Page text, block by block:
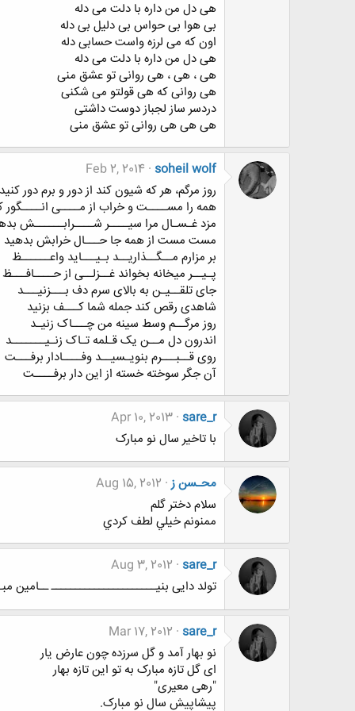
هی دل من داره با دلت می دله
بی هوا بی حواس بی دلیل بی دله
اون که می لرزه واست حسابی دله
هی دل من داره با دلت می دله
هی ، هی ، هی روانی تو عشق منی
هی روانی که هی قولتو می شکنی
دردسر ساز لجباز دوست داشتی
هی هی هی روانی تو عشق منی
soheil wolf
Feb 2, 2014
روز مرگم، هر که شیون کند از دور و برم دور کنید
همه را مســــت و خراب از مــــی انــــگور
مزد غـسـال مرا سیــــر شــــرابــــــش
مست مست از همه جا حـــال خرابش بدهید
بر مزارم مــگــذاریــد بـیـــاید واعــــــظ
پـیــر میخانه بخواند غــزلــی از حــــافـــظ
جای تلقــیـن به بالای سرم دف بـــزنیـــد
شاهدی رقص کند جمله شما کـــف بزنید
روز مرگــم وسط سینه من چـــاک زنیـد
اندرون دل مــن یک قـلمه تـاک زنـیـــــــد
روی قــبـــرم بنویـسیــد وفــــادار برفـــت
آن جگر سوخته خسته از این دار برفــــت
sare_r
Apr 10, 2013
با تاخیر سال نو مبارک
محـسن ز Aug 15, 2012
سلام دختر گلم
ممنونم خيلي لطف كردي
sare_r
Aug 3, 2012
تولد دایی بنیــــــــــــــــــــــ ــامین
sare_r
Mar 17, 2012
نو بهار آمد و گل سرزده چون عارض یار
ای گل تازه مبارک به تو این تازه بهار
"رهی معیری"
پیشاپیش سال نو مبارک.